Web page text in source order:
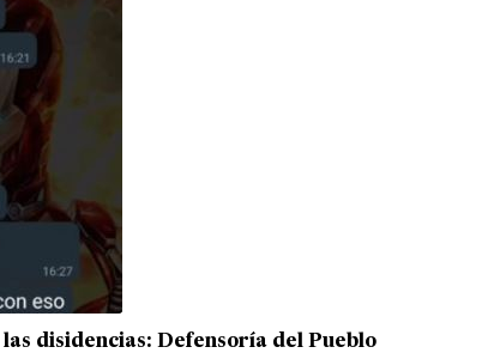
disidencias: Defensoría del Pueblo